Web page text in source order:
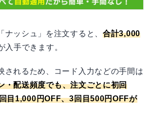
ナッシュ」を注文すると、 合計3,000
入手できます。
されるため、コード入力などの手間は
・配送頻度でも、注文ごとに初回
目1,000円OFF、3回目500円OFFが